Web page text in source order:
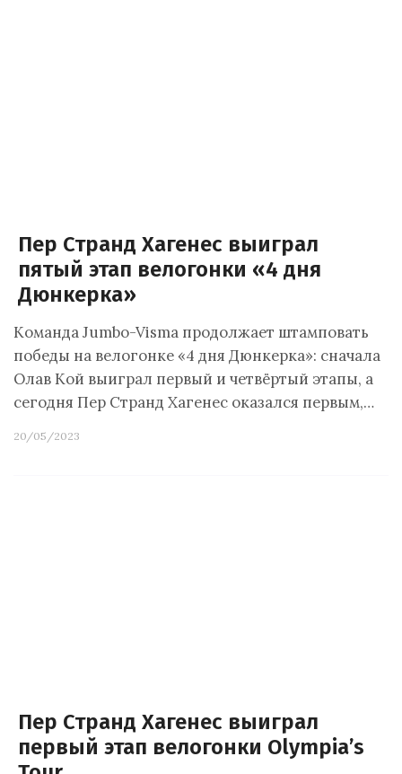
Пер Странд Хагенес выиграл
пятый этап велогонки «4 дня
Дюнкерка»
Команда Jumbo-Visma продолжает штамповать
победы на велогонке «4 дня Дюнкерка»: сначала
Олав Кой выиграл первый и четвёртый этапы, а
сегодня Пер Странд Хагенес оказался первым,…
20/05/2023
Пер Странд Хагенес выиграл
первый этап велогонки Olympia’s